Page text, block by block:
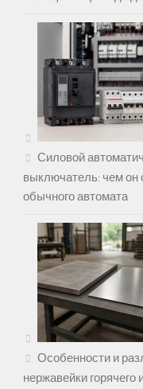
Силовой
выключатель: чем он
обычного автомата
Особенности и
нержавейки горячего